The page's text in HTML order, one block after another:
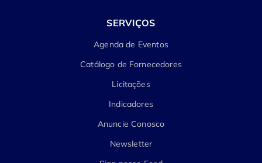
SERVIÇOS
Agenda de Eventos
Catálogo de Fornecedores
Licitações
Indicadores
Anuncie Conosco
Newsletter